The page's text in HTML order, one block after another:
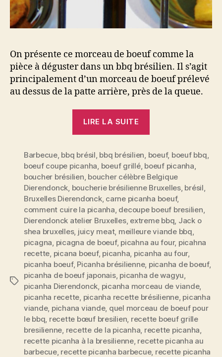
On présente ce morceau de boeuf comme la
pièce à déguster dans un bbq brésilien. Il s’agit
principalement d’un morceau de boeuf prélevé
au dessus de la patte arrière, près de la queue.
LIRE LA SUITE
morceau
de
boeuf
qui
sent
bon
le
Brésil »
Étiquettes
Barbecue, bbq brésil bbq brésilien boeuf, boeuf bbq
boeuf coupe picanha boeuf grillé, boeuf picanha
boucher brésilien boucher célèbre Belgique
Dierendonck boucherie brésilienne Bruxelles, brésil
Bruxelles Dierendonck, carne picanha boeuf,
comment cuire la picanha decoupe boeuf bresilien
Dierendonck atelier Bruxelles, extreme bbq Jack o
shea bruxelles, juicy meat, meilleure viande bbq
picagna picagna de boeuf, picahna au four, picahna
recette picana boeuf, picanha picanha au four,
picanha boeuf, Picanha brésilienne, picanha de boeuf,
picanha de boeuf japonais, picanha de wagyu
picanha Dierendonck picanha morceau de viande,
picanha recette picanha recette brésilienne, picanha
viande, pichana viande, quel morceau de boeuf pour
le bbq recette bœuf bresilien recette boeuf grille
bresilienne recette de la picanha recette picanha
recette picanha à la bresilienne, recette picanha au
barbecue, recette picanha barbecue, recette picanha